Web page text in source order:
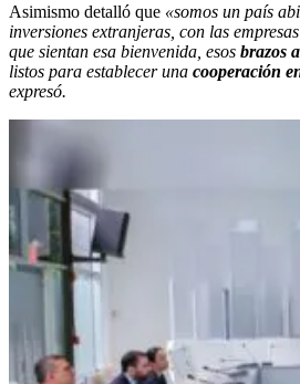
Asimismo detalló que «somos un país
inversiones extranjeras, con las
que sientan esa bienvenida, esos brazos
listos para establecer una cooperación
expresó.